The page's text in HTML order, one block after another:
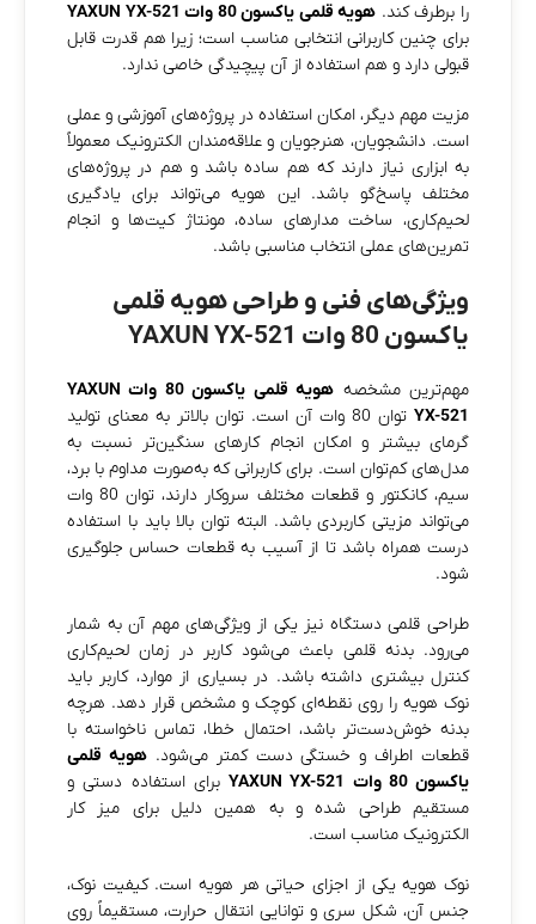
را برطرف کند. هویه قلمی یاکسون 80 وات YAXUN YX-521
برای چنین کاربرانی انتخابی مناسب است؛ زیرا هم قدرت قابل
قبولی دارد و هم استفاده از آن پیچیدگی خاصی ندارد.
مزیت مهم دیگر، امکان استفاده در پروژه‌های آموزشی و عملی
است. دانشجویان، هنرجویان و علاقه‌مندان الکترونیک معمولاً
به ابزاری نیاز دارند که هم ساده باشد و هم در پروژه‌های
مختلف پاسخ‌گو باشد. این هویه می‌تواند برای یادگیری
لحیم‌کاری، ساخت مدارهای ساده، مونتاژ کیت‌ها و انجام
تمرین‌های عملی انتخاب مناسبی باشد.
ویژگی‌های فنی و طراحی هویه قلمی
یاکسون 80 وات YAXUN YX-521
مهم‌ترین مشخصه
هویه قلمی یاکسون 80 وات YAXUN
YX-521
توان 80 وات آن است. توان بالاتر به معنای تولید
گرمای بیشتر و امکان انجام کارهای سنگین‌تر نسبت به
مدل‌های کم‌توان است. برای کاربرانی که به‌صورت مداوم با برد،
سیم، کانکتور و قطعات مختلف سروکار دارند، توان 80 وات
می‌تواند مزیتی کاربردی باشد. البته توان بالا باید با استفاده
درست همراه باشد تا از آسیب به قطعات حساس جلوگیری
شود.
طراحی قلمی دستگاه نیز یکی از ویژگی‌های مهم آن به شمار
می‌رود. بدنه قلمی باعث می‌شود کاربر در زمان لحیم‌کاری
کنترل بیشتری داشته باشد. در بسیاری از موارد، کاربر باید
نوک هویه را روی نقطه‌ای کوچک و مشخص قرار دهد. هرچه
بدنه خوش‌دست‌تر باشد، احتمال خطا، تماس ناخواسته با
قطعات اطراف و خستگی دست کمتر می‌شود.هویه قلمی
یاکسون 80 وات YAXUN YX-521
برای استفاده دستی و
مستقیم طراحی شده و به همین دلیل برای میز کار
الکترونیک مناسب است.
نوک هویه یکی از اجزای حیاتی هر هویه است. کیفیت نوک،
جنس آن، شکل سری و توانایی انتقال حرارت، مستقیماً روی